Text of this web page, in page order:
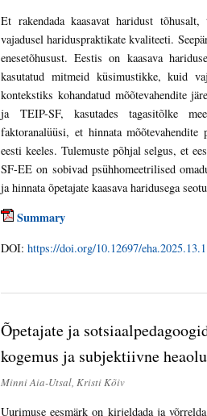
Et rakendada kaasavat haridust
vajadusel hariduspraktikate kvaliteeti.
enesetõhusust. Eestis on kaasava
kasutatud mitmeid küsimustikke, kuid
kontekstiks kohandatud mõõtevahendite
ja TEIP-SF, kasutades tagasitõlke
faktoranalüüsi, et hinnata
eesti keeles. Tulemuste põhjal selgus, et
SF-EE on sobivad psühhomeetrilised
ja hinnata õpetajate kaasava haridusega
Summary
DOI:https://doi.org/10.12697/
Õpetajate ja
kogemus ja subjektiivne heaolu
Minni Aia-Utsal, Kristi Kõiv
Uurimuse eesmärk on kirjeldada ja